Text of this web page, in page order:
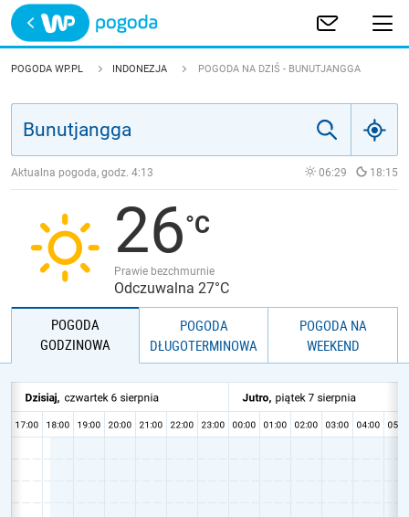
Trwa ładowanie
POLSKA
JAKOŚĆ POWIETRZA
POGODA WP.PL INDONEZJA POGODA NA DZIŚ - BUNUTJANGGA
Aktualna pogoda, godz. 4:13 06:29 18:15
26
Prawie bezchmurnie
Odczuwalna 27°C
POGODA
GODZINOWA
POGODA
DŁUGOTERMINOWA
POGODA NA
WEEKEND